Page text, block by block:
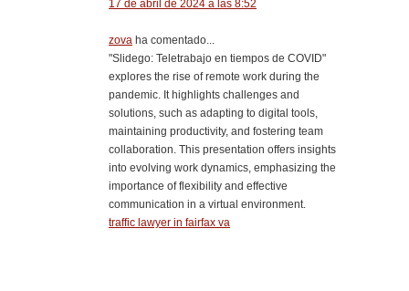
17 de abril de 2024 a las 8:52
zova ha comentado...
"Slidego: Teletrabajo en tiempos de COVID"
explores the rise of remote work during the
pandemic. It highlights challenges and
solutions, such as adapting to digital tools,
maintaining productivity, and fostering team
collaboration. This presentation offers insights
into evolving work dynamics, emphasizing the
importance of flexibility and effective
communication in a virtual environment.
traffic lawyer in fairfax va